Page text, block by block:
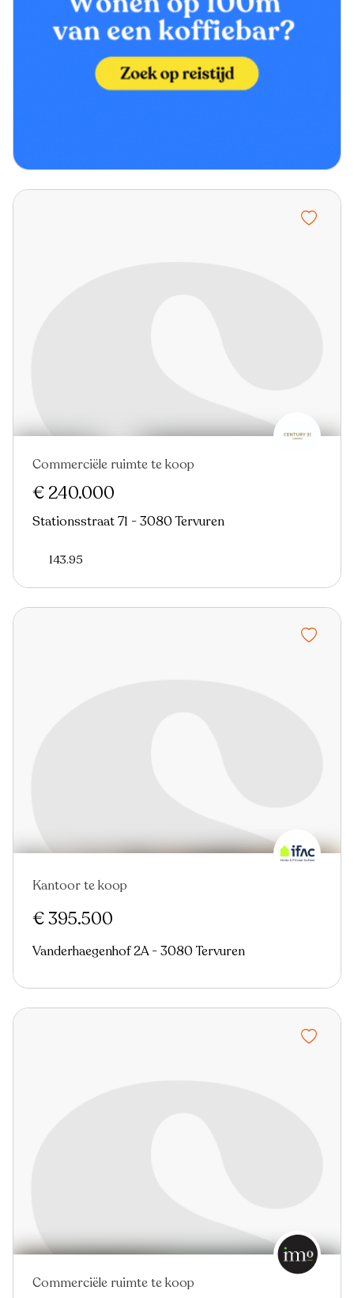
Commerciële ruimte te koop
€ 240.000
Stationsstraat 71 - 3080 Tervuren
143.95
Kantoor te koop
€ 395.500
Vanderhaegenhof 2A - 3080 Tervuren
Commerciële ruimte te koop